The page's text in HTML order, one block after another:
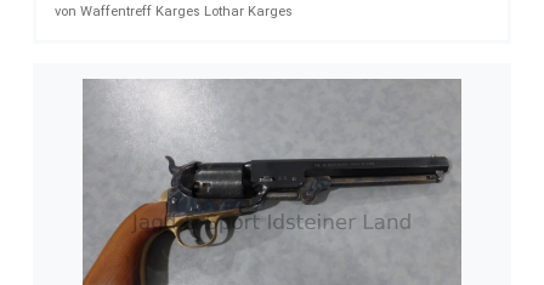
von Waffentreff Karges Lothar Karges